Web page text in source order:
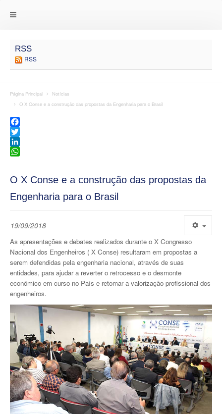
RSS
RSS
Página Principal
Notícias
O X Conse e a construção das propostas da Engenharia para o Brasil
Facebook
Twitter
LinkedIn
O X Conse e a construção das propostas da
Engenharia para o Brasil
19/09/2018
As apresentações e debates realizados durante o X Congresso
Nacional dos Engenheiros ( X Conse) resultaram em propostas a
serem defendidas pela engenharia nacional, através de suas
entidades, para ajudar a reverter o retrocesso e o desmonte
econômico em curso no País e retomar a valorização profissional dos
engenheiros.